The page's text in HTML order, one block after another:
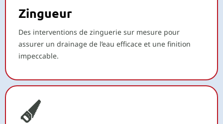
Zingueur
Des interventions de zinguerie sur mesure pour
assurer un drainage de l’eau efficace et une finition
impeccable.